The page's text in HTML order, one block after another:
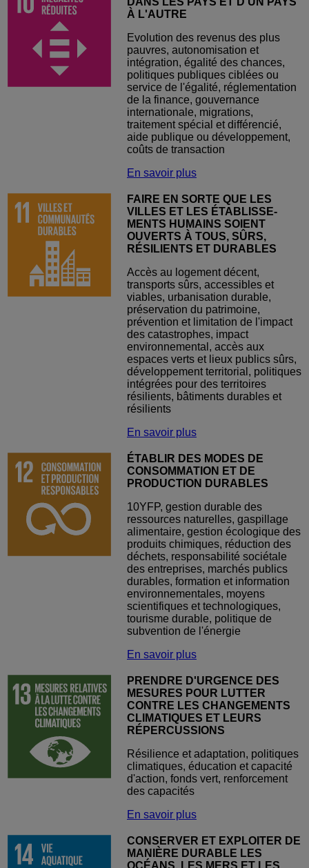
À L'AUTRE
Evolution des revenus des plus
pauvres, autonomisation et
intégration, égalité des chances,
politiques publiques ciblées ou
service de l'égalité, réglementation
de la finance, gouvernance
internationale, migrations,
traitement spécial et différencié,
aide publique ou développement,
coûts de transaction
En savoir plus
FAIRE EN SORTE QUE LES
VILLES ET LES ÉTABLISSE-
MENTS HUMAINS SOIENT
OUVERTS À TOUS, SÛRS,
RÉSILIENTS ET DURABLES
Accès au logement décent,
transports sûrs, accessibles et
viables, urbanisation durable,
préservation du patrimoine,
prévention et limitation de l'impact
des catastrophes, impact
environnemental, accès aux
espaces verts et lieux publics sûrs,
développement territorial, politiques
intégrées pour des territoires
résilients, bâtiments durables et
résilients
En savoir plus
ÉTABLIR DES MODES DE
CONSOMMATION ET DE
PRODUCTION DURABLES
10YFP, gestion durable des
ressources naturelles, gaspillage
alimentaire, gestion écologique des
produits chimiques, réduction des
déchets, responsabilité sociétale
des entreprises, marchés publics
durables, formation et information
environnementales, moyens
scientifiques et technologiques,
tourisme durable, politique de
subvention de l'énergie
En savoir plus
PRENDRE D'URGENCE DES
MESURES POUR LUTTER
CONTRE LES CHANGEMENTS
CLIMATIQUES ET LEURS
RÉPERCUSSIONS
Résilience et adaptation, politiques
climatiques, éducation et capacité
d'action, fonds vert, renforcement
des capacités
En savoir plus
CONSERVER ET EXPLOITER DE
MANIÈRE DURABLE LES
OCÉANS, LES MERS ET LES